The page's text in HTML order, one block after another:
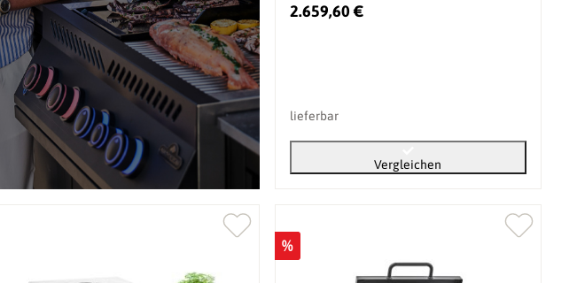
2.659,60 €
lieferbar
Vergleichen
%